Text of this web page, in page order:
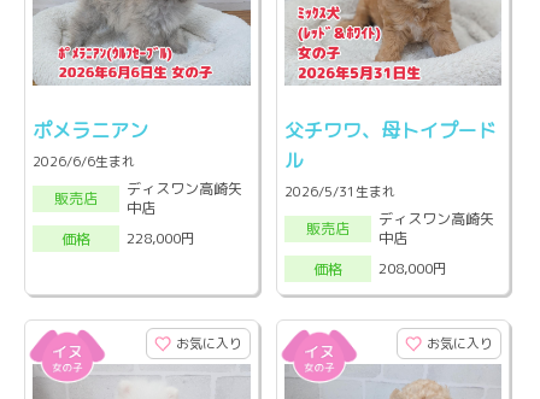
ポメラニアン
2026/6/6生まれ
販売店
ディスワン高崎矢
中店
価格
228,000円
父チワワ、母トイプード
ル
2026/5/31生まれ
販売店
ディスワン高崎矢
中店
価格
208,000円
お気に入り お気に入り